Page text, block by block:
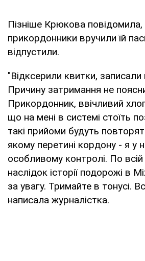
Пізніше Крюкова
прикордонники вручили їй
відпустили.
"Відксерили квитки,
Причину затримання не
Прикордонник, ввічливий
що на мені в системі стоїть
такі прийоми будуть
якому перетині кордону - я у
особливому контролі. По
наслідок історії подорожі в
за увагу. Тримайте в тонусі.
написала журналістка.